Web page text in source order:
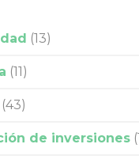
(13)
(11)
(43)
de inversiones